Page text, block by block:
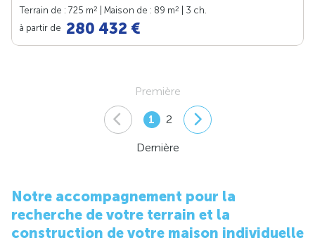
Terrain de : 725 m2 | Maison de : 89 m2
| 3 ch.
à partir de 280 432 €
Première
1 2
Dernière
Notre accompagnement pour la
recherche de votre terrain et la
construction de votre maison individuelle